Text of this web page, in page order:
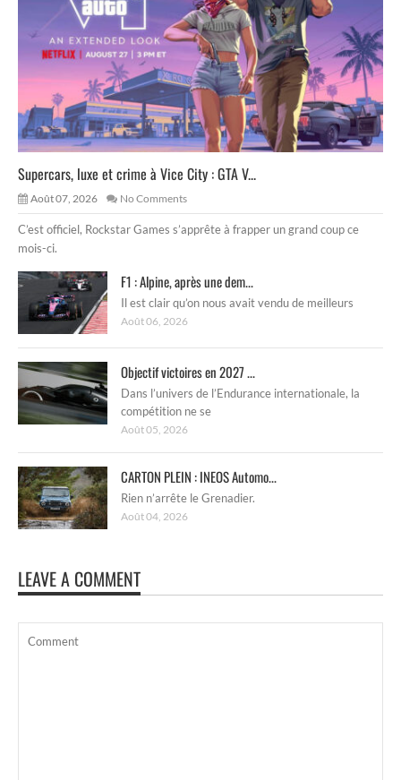
Supercars, luxe et crime à Vice City : GTA V...
Août 07, 2026 No Comments
C’est officiel, Rockstar Games s’apprête à frapper un grand coup ce
mois-ci.
F1 : Alpine, après une dem...
Il est clair qu’on nous avait vendu de meilleurs
Août 06, 2026
Objectif victoires en 2027 ...
Dans l’univers de l’Endurance internationale, la
compétition ne se
Août 05, 2026
CARTON PLEIN : INEOS Automo...
Rien n’arrête le Grenadier.
Août 04, 2026
LEAVE A COMMENT